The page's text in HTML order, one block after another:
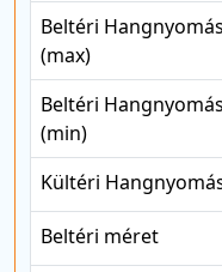
Beltéri
(max)
Beltéri
(min)
Kültéri
Beltéri méret